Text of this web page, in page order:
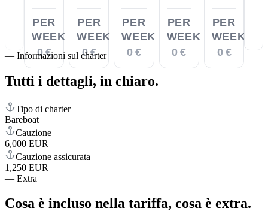
PER
WEEK
0 €
PER
WEEK
0 €
PER
WEEK
0 €
PER
WEEK
0 €
PER
WEEK
0 €
— Informazioni sul charter
Tutti i dettagli, in chiaro.
Tipo di charter
Bareboat
Cauzione
6,000 EUR
Cauzione assicurata
1,250 EUR
— Extra
Cosa è incluso nella tariffa, cosa è extra.